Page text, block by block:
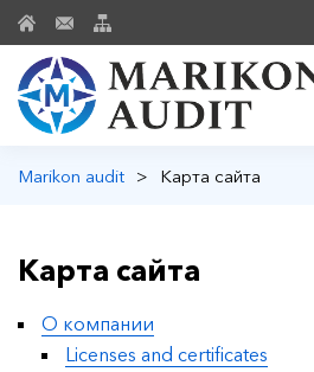
Marikon audit > Карта сайта
Карта сайта
О компании
Licenses and certificates